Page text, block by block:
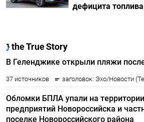
дефицита топлива